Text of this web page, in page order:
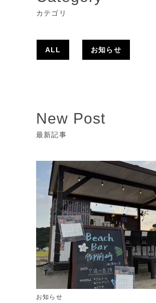
カテゴリ
ALL お知らせ
New Post
最新記事
お知らせ